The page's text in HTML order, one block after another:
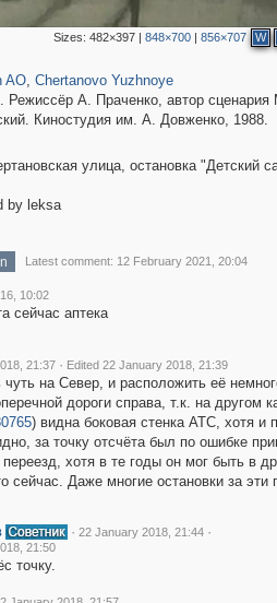
Sizes:482×397 |848×700 |856×707 W
AO, Chertanovo Yuzhnoye
А. Праченко, автор сценария
Киностудия им. А. Довженко, 1988.
улица, остановка "Детский
by leksa
Latest comment: 12 February 2021, 20:04
10:02
сейчас аптека
21:37 · Edited 22 January 2018, 21:39
чуть на Север, и расположить её
дороги справа, т.к. на другом
) видна боковая стенка АТС, хотя и
за точку отсчёта был по ошибке
переезд, хотя в те годы он мог быть в
сейчас. Даже многие остановки за эти
· 22 January 2018, 21:44 ·
21:50
точку.